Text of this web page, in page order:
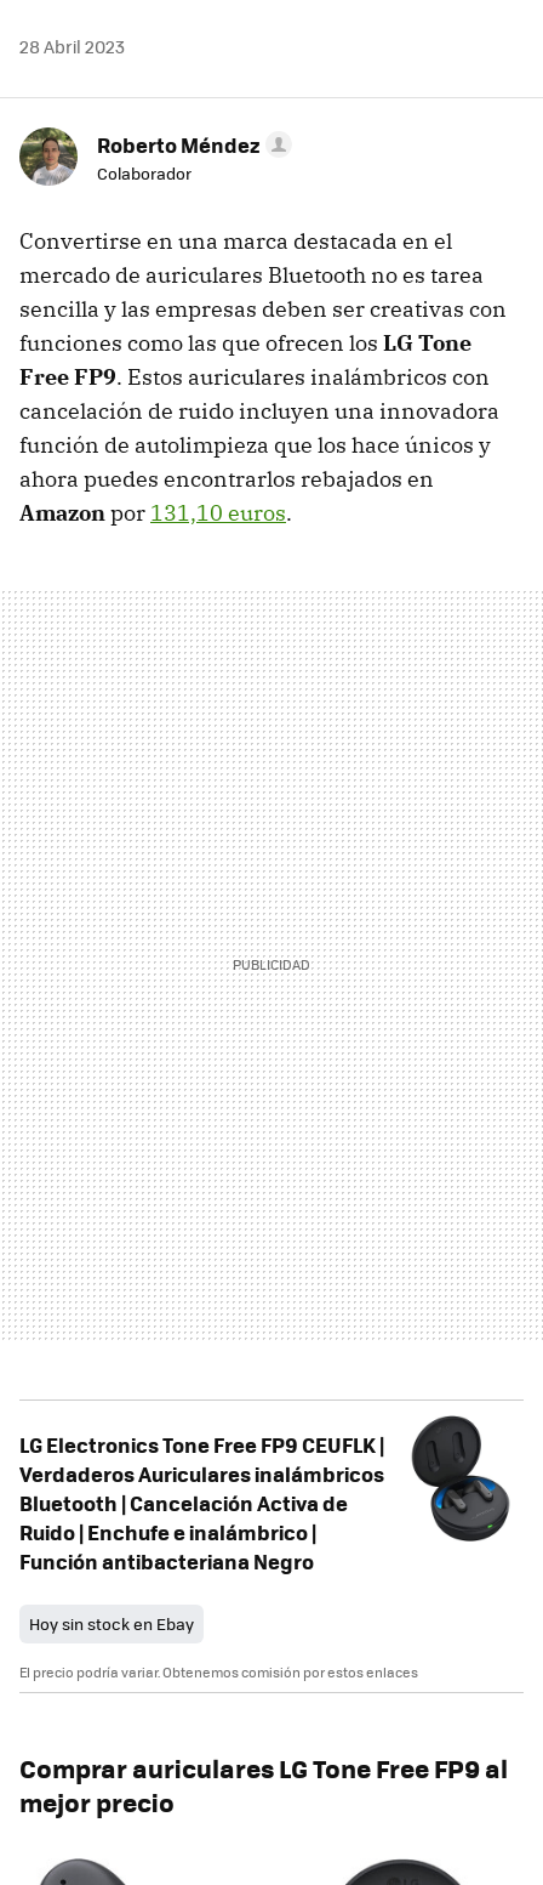
28 Abril 2023
Roberto Méndez
Colaborador
Convertirse en una marca destacada en el
mercado de auriculares Bluetooth no es tarea
sencilla y las empresas deben ser creativas con
funciones como las que ofrecen los LG Tone
Free FP9. Estos auriculares inalámbricos con
cancelación de ruido incluyen una innovadora
función de autolimpieza que los hace únicos y
ahora puedes encontrarlos rebajados en
Amazonpor 131,10 euros.
LG Electronics Tone Free FP9 CEUFLK |
Verdaderos Auriculares inalámbricos
Bluetooth | Cancelación Activa de
Ruido | Enchufe e inalámbrico |
Función antibacteriana Negro
Hoy sin stock en Ebay
El precio podría variar. Obtenemos comisión por estos enlaces
Comprar auriculares LG Tone Free FP9 al
mejor precio